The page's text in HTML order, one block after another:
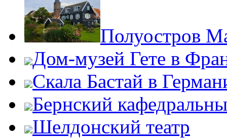
Полуостров
Дом-музей Гете в
Скала Бастай в
Бернский
Шелдонский театр